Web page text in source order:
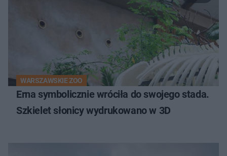
WARSZAWSKIE ZOO
Erna symbolicznie wróciła do swojego stada.
Szkielet słonicy wydrukowano w 3D